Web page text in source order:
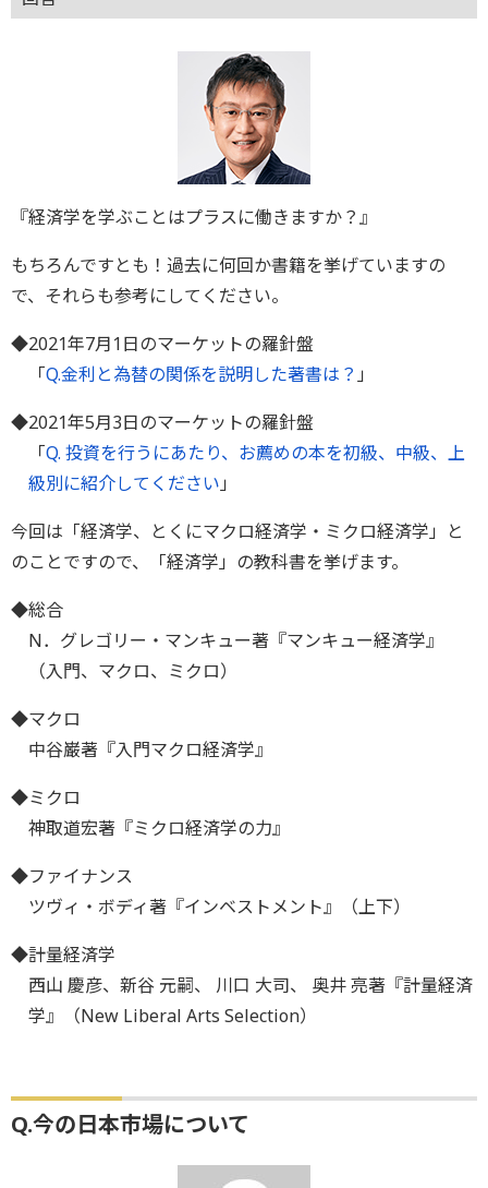
『経済学を学ぶことはプラスに働きますか？』
もちろんですとも！過去に何回か書籍を挙げていますの
で、それらも参考にしてください。
◆2021年7月1日のマーケットの羅針盤
「Q.金利と為替の関係を説明した著書は？ 」
◆2021年5月3日のマーケットの羅針盤
「Q. 投資を行うにあたり、お薦めの本を初級、中級、上
級別に紹介してください 」
今回は「経済学、とくにマクロ経済学・ミクロ経済学」と
のことですので、「経済学」の教科書を挙げます。
◆総合
N．グレゴリー・マンキュー著『マンキュー経済学』
（入門、マクロ、ミクロ）
◆マクロ
中谷巌著『入門マクロ経済学』
◆ミクロ
神取道宏著『ミクロ経済学の力』
◆ファイナンス
ツヴィ・ボディ著『インベストメント』（上下）
◆計量経済学
西山 慶彦、新谷 元嗣、 川口 大司、 奥井 亮著『計量経済
学』（New Liberal Arts Selection）
Q.今の日本市場について